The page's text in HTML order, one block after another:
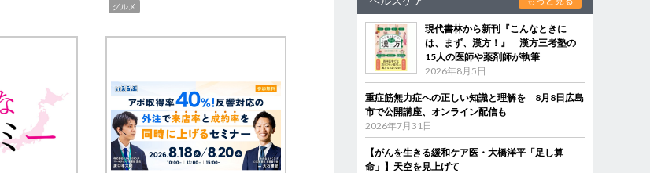
グルメ
現代書林から新刊『こんなときに
は、まず、漢方！』 漢方三考塾の
15人の医師や薬剤師が執筆
2026年8月5日
重症筋無力症への正しい知識と理解を 8月8日広島
市で公開講座、オンライン配信も
2026年7月31日
【がんを生きる緩和ケア医・大橋洋平「足し算
命」】天空を見上げて